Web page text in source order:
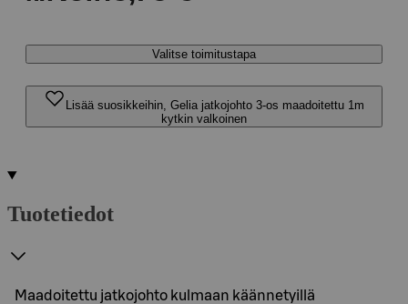
Valitse toimitustapa
Lisää suosikkeihin, Gelia jatkojohto 3-os maadoitettu 1m
kytkin valkoinen
Tuotetiedot
Maadoitettu jatkojohto kulmaan käännetyillä